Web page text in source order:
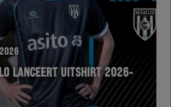
LANCEERT UITSHIRT 2026-